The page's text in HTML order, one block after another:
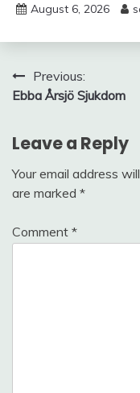
August 6, 2026
Post
navigation
Previous:
Ebba Årsjö Sjukdom
Leave a Reply
Your email address
are marked *
Comment *